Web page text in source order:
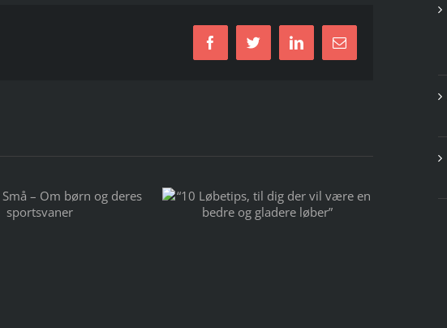
FacebookTwitterLinkedIn
E-
mail
til dig der vil
en bedre og gladere